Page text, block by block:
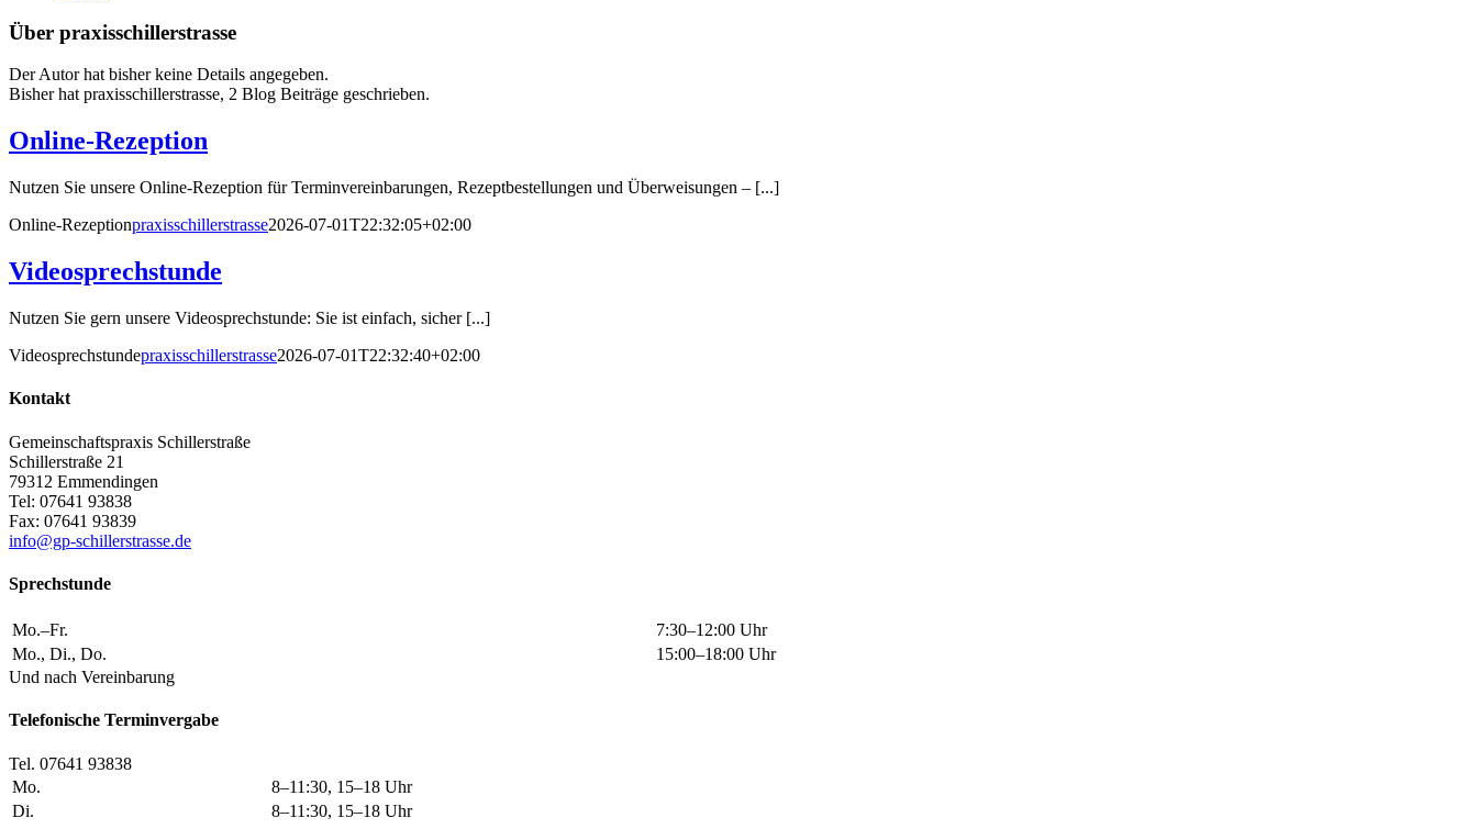
Über praxisschillerstrasse
Der Autor hat bisher keine Details angegeben.
Bisher hat praxisschillerstrasse, 2 Blog Beiträge geschrieben.
Online-Rezeption
Nutzen Sie unsere Online‑Rezeption für Terminvereinbarungen, Rezeptbestellungen und Überweisungen – [...]
Online-Rezeptionpraxisschillerstrasse2026-07-01T22:32:05+02:00
Videosprechstunde
Nutzen Sie gern unsere Videosprechstunde: Sie ist einfach, sicher [...]
Videosprechstundepraxisschillerstrasse2026-07-01T22:32:40+02:00
Kontakt
Gemeinschaftspraxis Schillerstraße
Schillerstraße 21
79312 Emmendingen
Tel: 07641 93838
Fax: 07641 93839
info@gp-schillerstrasse.de
Sprechstunde
Mo.–Fr.
7:30–12:00 Uhr
Mo., Di., Do.
15:00–18:00 Uhr
Und nach Vereinbarung
Telefonische Terminvergabe
Tel. 07641 93838
Mo.
8–11:30, 15–18 Uhr
Di.
8–11:30, 15–18 Uhr